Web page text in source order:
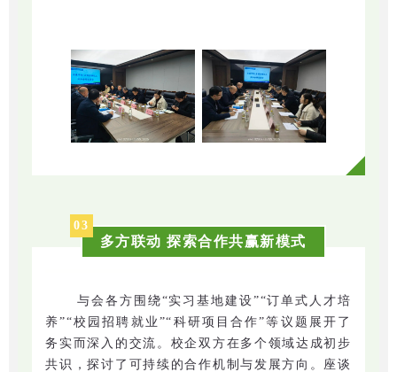
03
多方联动 探索合作共赢新模式
与会各方围绕“实习基地建设”“订单式人才培
养”“校园招聘就业”“科研项目合作”等议题展开了
务实而深入的交流。校企双方在多个领域达成初步
共识，探讨了可持续的合作机制与发展方向。座谈